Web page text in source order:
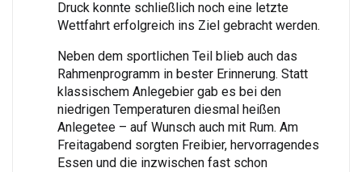
Druck konnte schließlich noch eine letzte
Wettfahrt erfolgreich ins Ziel gebracht werden.
Neben dem sportlichen Teil blieb auch das
Rahmenprogramm in bester Erinnerung. Statt
klassischem Anlegebier gab es bei den
niedrigen Temperaturen diesmal heißen
Anlegetee – auf Wunsch auch mit Rum. Am
Freitagabend sorgten Freibier, hervorragendes
Essen und die inzwischen fast schon